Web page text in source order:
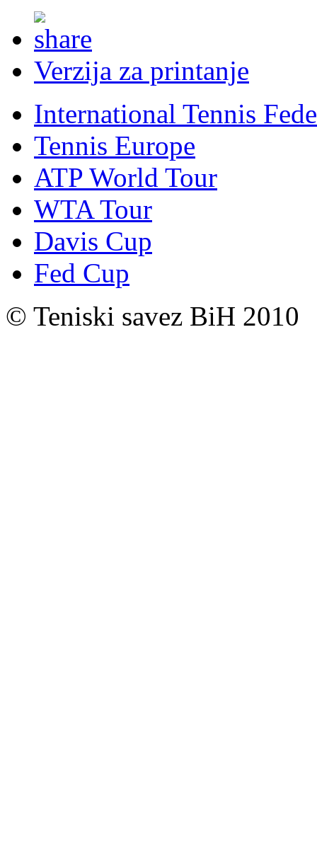
Verzija za printanje
International Tennis
Tennis Europe
ATP World Tour
WTA Tour
Davis Cup
Fed Cup
© Teniski savez BiH 2010